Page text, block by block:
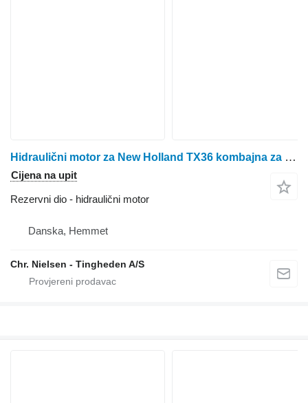
Hidraulični motor za New Holland TX36 kombajna za žito
Cijena na upit
Rezervni dio - hidraulični motor
Danska, Hemmet
Chr. Nielsen - Tingheden A/S